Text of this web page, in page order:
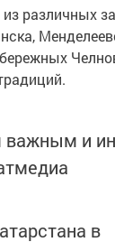
различных
важным и
в